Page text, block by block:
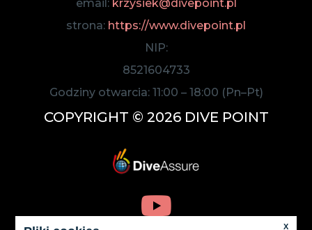
email: krzysiek@divepoint.pl
strona: https://www.divepoint.pl
NIP:
8521604733
Godziny otwarcia: 11:00 – 18:00 (Pn–Pt)
COPYRIGHT © 2026 DIVE POINT
X